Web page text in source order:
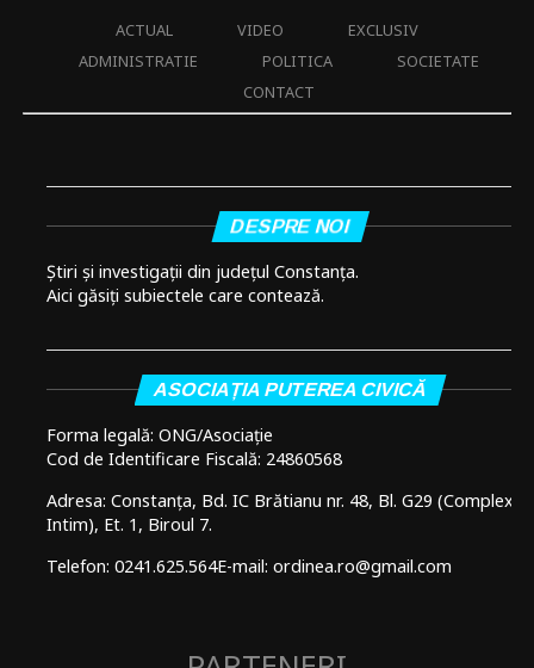
ACTUAL VIDEO
EXCLUSIV
ADMINISTRATIE
POLITICA
SOCIETATE
CONTACT
DESPRE NOI
Știri și investigații din județul Constanța.
Aici găsiți subiectele care contează.
ASOCIAȚIA PUTEREA CIVICĂ
Forma legală: ONG/Asociație
Cod de Identificare Fiscală: 24860568
Adresa: Constanța, Bd. IC Brătianu nr. 48, Bl. G29 (Complex
Intim), Et. 1, Biroul 7.
Telefon: 0241.625.564E-mail: ordinea.ro@gmail.com